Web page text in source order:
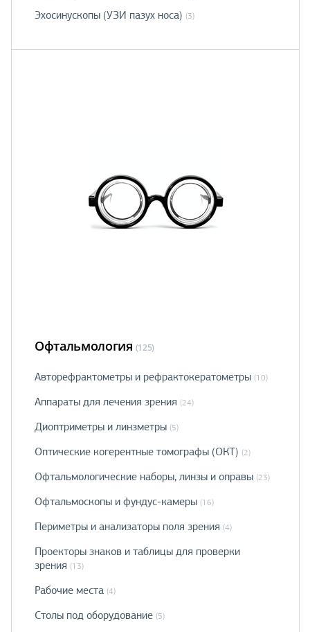
Эхосинускопы (УЗИ пазух носа) (3)
Офтальмология (125)
Авторефрактометры и рефрактокератометры (10)
Аппараты для лечения зрения (24)
Диоптриметры и линзметры (5)
Оптические когерентные томографы (ОКТ) (2)
Офтальмологические наборы, линзы и оправы (23)
Офтальмоскопы и фундус-камеры (16)
Периметры и анализаторы поля зрения (4)
Проекторы знаков и таблицы для проверки
зрения (13)
Рабочие места (4)
Столы под оборудование (5)